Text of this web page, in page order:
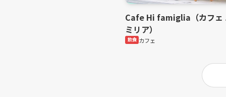
Cafe Hi famiglia（カフェ
ミリア）
飲食 カフェ